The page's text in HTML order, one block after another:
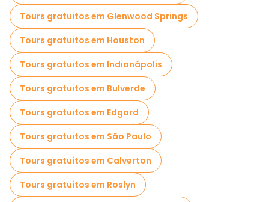
Tours gratuitos em Glenwood Springs
Tours gratuitos em Houston
Tours gratuitos em Indianápolis
Tours gratuitos em Bulverde
Tours gratuitos em Edgard
Tours gratuitos em São Paulo
Tours gratuitos em Calverton
Tours gratuitos em Roslyn